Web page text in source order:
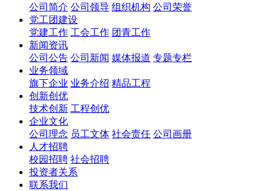
公司简介 公司领导 组织机构 公司荣誉
党工团建设
党建工作 工会工作 团青工作
新闻资讯
公司公告 公司新闻 媒体报道 专题专栏
业务领域
旗下企业 业务介绍 精品工程
创新创优
技术创新 工程创优
企业文化
公司理念 员工文体 社会责任 公司画册
人才招聘
校园招聘 社会招聘
投资者关系
联系我们